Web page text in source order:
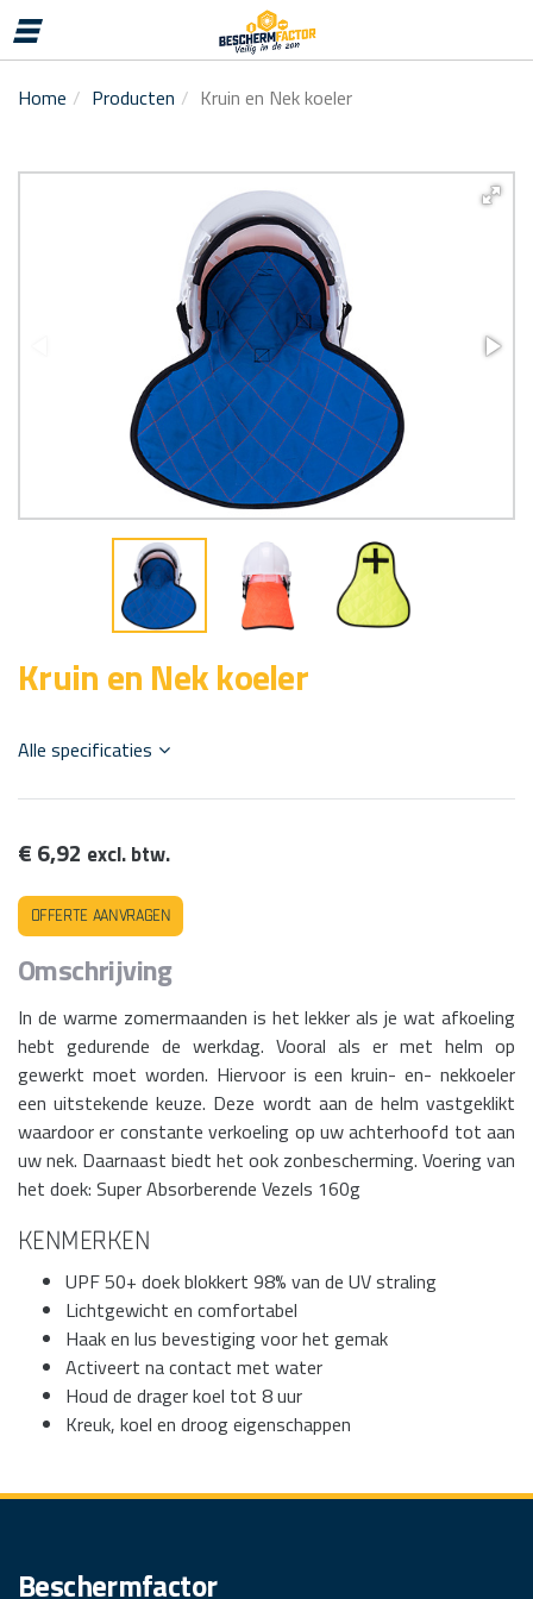
MENU
Home Producten Kruin en Nek koeler
Kruin en Nek koeler
Alle specificaties
€ 6,92 excl. btw.
Offerte aanvragen
Omschrijving
In de warme zomermaanden is het lekker als je wat afkoeling
hebt gedurende de werkdag. Vooral als er met helm op
gewerkt moet worden. Hiervoor is een kruin- en- nekkoeler
een uitstekende keuze. Deze wordt aan de helm vastgeklikt
waardoor er constante verkoeling op uw achterhoofd tot aan
uw nek. Daarnaast biedt het ook zonbescherming. Voering van
het doek: Super Absorberende Vezels 160g
Kenmerken
UPF 50+ doek blokkert 98% van de UV straling
Lichtgewicht en comfortabel
Haak en lus bevestiging voor het gemak
Activeert na contact met water
Houd de drager koel tot 8 uur
Kreuk, koel en droog eigenschappen
Beschermfactor